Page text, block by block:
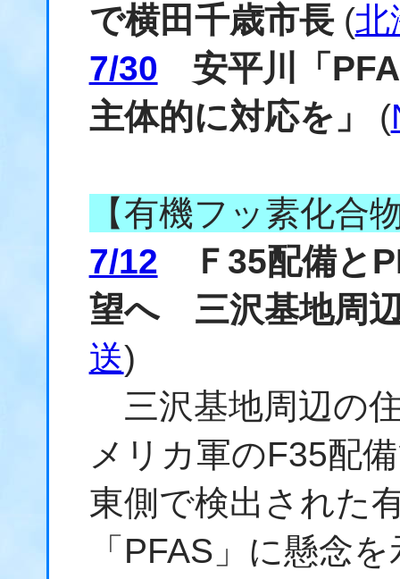
で横田千歳市長 (北
7/30 安平川「
主体的に対応を」
(
【有機フッ素化合
7/12 Ｆ35配備と
望へ 三沢基地周
送)
三沢基地周辺の
メリカ軍のF35配
東側で検出された
「PFAS」に懸念